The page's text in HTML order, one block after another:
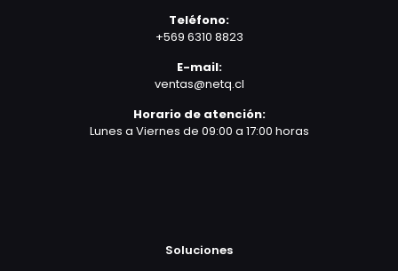
Teléfono:
+569 6310 8823
E-mail:
ventas@netq.cl
Horario de atención:
Lunes a Viernes de 09:00 a 17:00 horas
Soluciones